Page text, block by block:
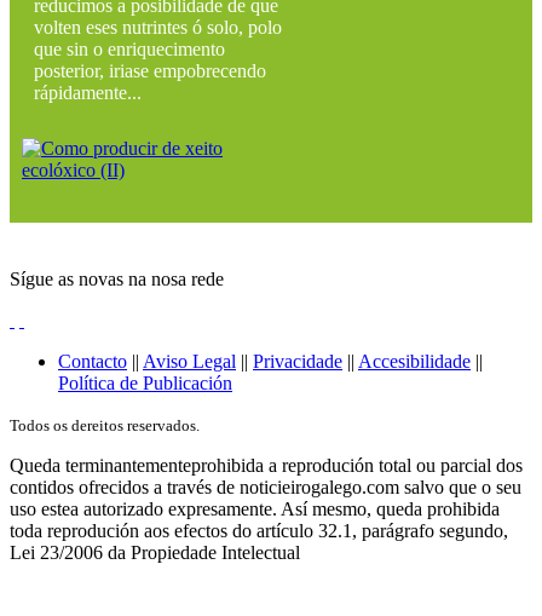
reducimos a posibilidade de que
volten eses nutrintes ó solo, polo
que sin o enriquecimento
posterior, iriase empobrecendo
rápidamente...
Sígue as novas na nosa rede
Contacto || Aviso Legal || Privacidade || Accesibilidade ||
Política de Publicación
Todos os dereitos reservados.
Queda terminantementeprohibida a reprodución total ou parcial dos
contidos ofrecidos a través de noticieirogalego.com salvo que o seu
uso estea autorizado expresamente. Así mesmo, queda prohibida
toda reprodución aos efectos do artículo 32.1, parágrafo segundo,
Lei 23/2006 da Propiedade Intelectual